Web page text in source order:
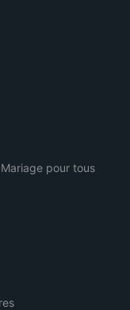
pour tous